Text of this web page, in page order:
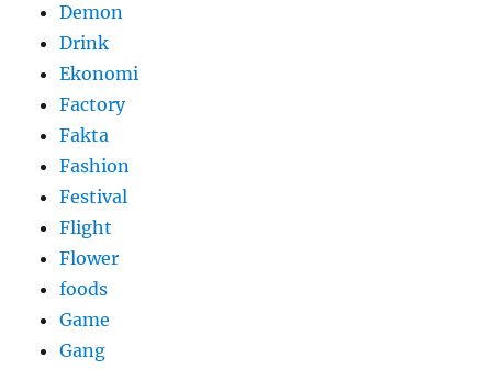
Demon
Drink
Ekonomi
Factory
Fakta
Fashion
Festival
Flight
Flower
foods
Game
Gang